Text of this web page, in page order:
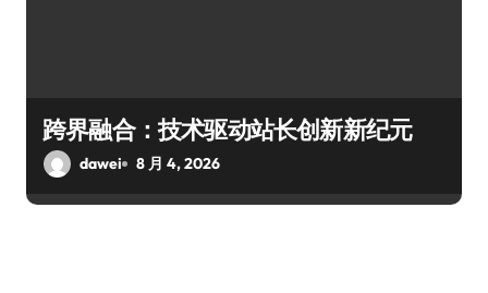
跨界融合：技术驱动站长创新新纪元
dawei 8 月 4, 2026